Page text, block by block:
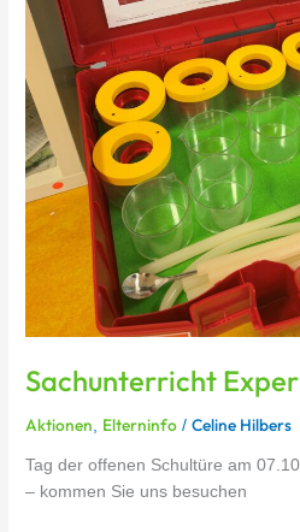
Sachunterricht
Aktionen Elterninfo /Celine Hilbers
Tag der offenen Schultüre am
– kommen Sie uns besuchen